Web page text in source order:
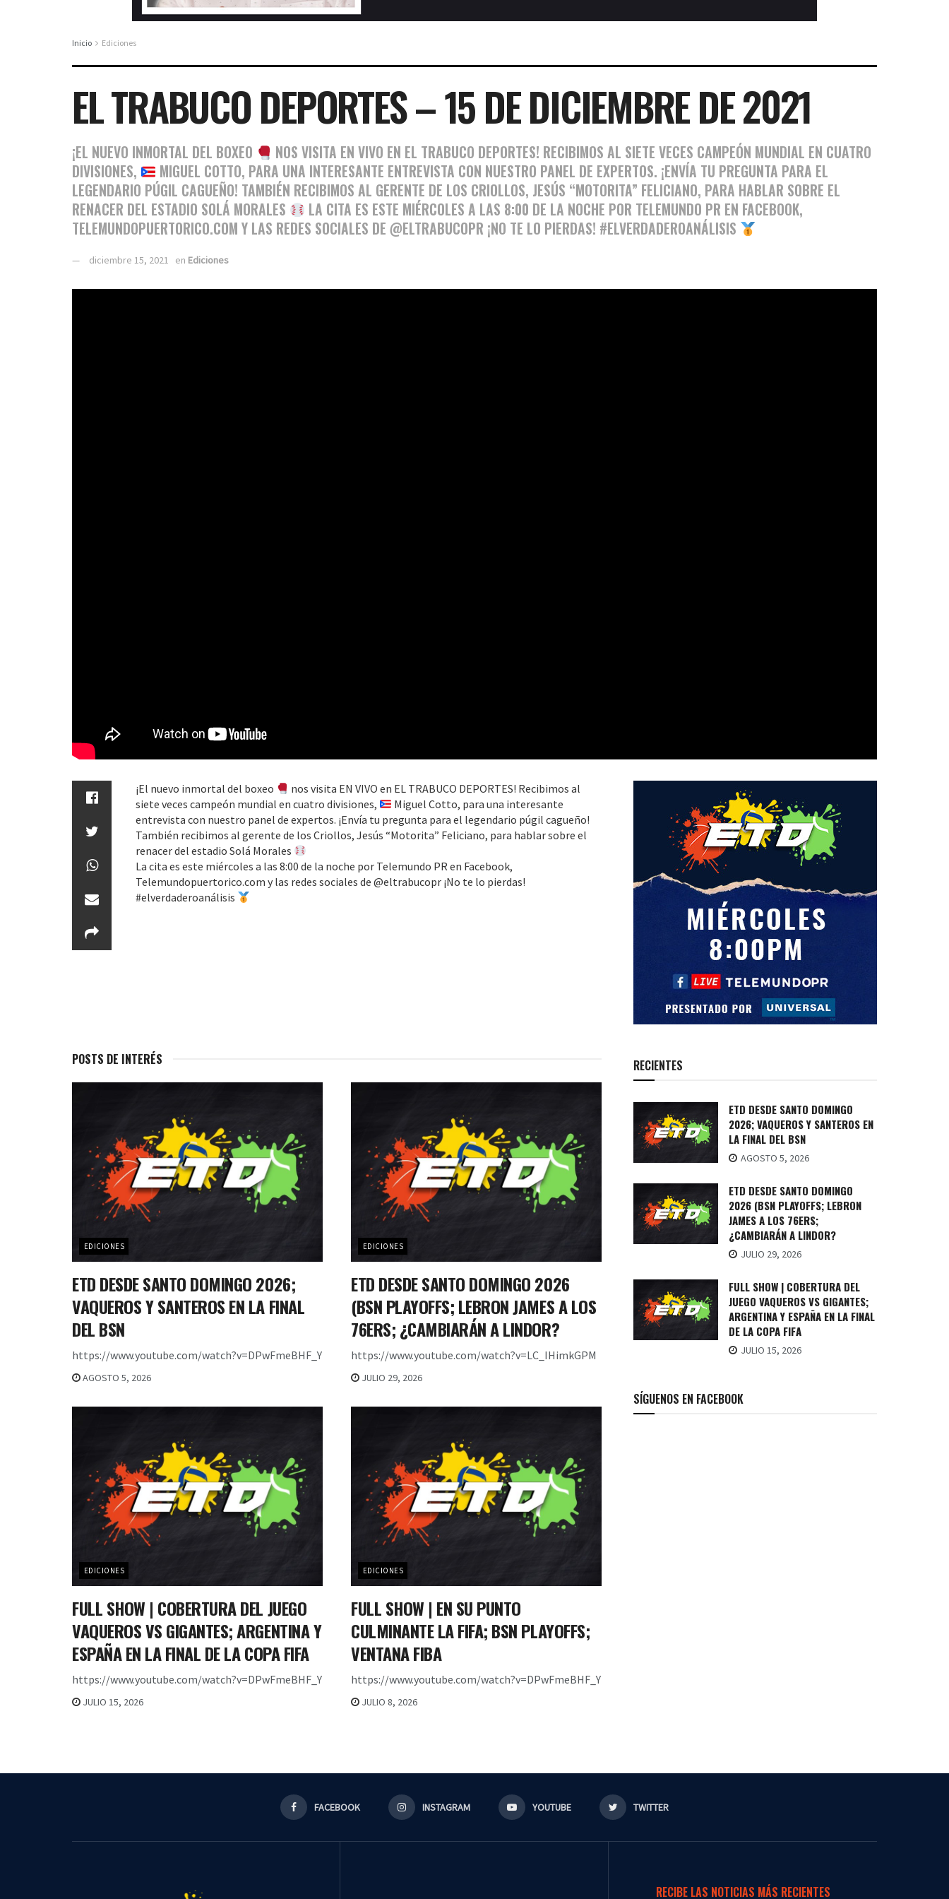
Inicio Ediciones
EL TRABUCO DEPORTES – 15 DE DICIEMBRE DE 2021
¡EL NUEVO INMORTAL DEL BOXEO
NOS VISITA EN VIVO EN EL TRABUCO DEPORTES! RECIBIMOS AL SIETE VECES CAMPEÓN MUNDIAL EN CUATRO
DIVISIONES,
MIGUEL COTTO, PARA UNA INTERESANTE ENTREVISTA CON NUESTRO PANEL DE EXPERTOS. ¡ENVÍA TU PREGUNTA PARA EL
LEGENDARIO PÚGIL CAGUEÑO! TAMBIÉN RECIBIMOS AL GERENTE DE LOS CRIOLLOS, JESÚS “MOTORITA” FELICIANO, PARA HABLAR SOBRE EL
RENACER DEL ESTADIO SOLÁ MORALES
LA CITA ES ESTE MIÉRCOLES A LAS 8:00 DE LA NOCHE POR TELEMUNDO PR EN FACEBOOK,
TELEMUNDOPUERTORICO.COM Y LAS REDES SOCIALES DE @ELTRABUCOPR ¡NO TE LO PIERDAS! #ELVERDADEROANÁLISIS
diciembre 15, 2021 en Ediciones
¡El nuevo inmortal del boxeo
nos visita EN VIVO en EL TRABUCO DEPORTES! Recibimos al
siete veces campeón mundial en cuatro divisiones,
Miguel Cotto, para una interesante
entrevista con nuestro panel de expertos. ¡Envía tu pregunta para el legendario púgil cagueño!
También recibimos al gerente de los Criollos, Jesús “Motorita” Feliciano, para hablar sobre el
renacer del estadio Solá Morales
La cita es este miércoles a las 8:00 de la noche por Telemundo PR en Facebook,
Telemundopuertorico.com y las redes sociales de @eltrabucopr ¡No te lo pierdas!
#elverdaderoanálisis
POSTS DE INTERÉS
EDICIONES
ETD DESDE SANTO DOMINGO 2026;
VAQUEROS Y SANTEROS EN LA FINAL
DEL BSN
https://www.youtube.com/watch?v=DPwFmeBHF_Y
AGOSTO 5, 2026
EDICIONES
ETD DESDE SANTO DOMINGO 2026
(BSN PLAYOFFS; LEBRON JAMES A LOS
76ERS; ¿CAMBIARÁN A LINDOR?
https://www.youtube.com/watch?v=LC_IHimkGPM
JULIO 29, 2026
EDICIONES
FULL SHOW | COBERTURA DEL JUEGO
VAQUEROS VS GIGANTES; ARGENTINA Y
ESPAÑA EN LA FINAL DE LA COPA FIFA
https://www.youtube.com/watch?v=DPwFmeBHF_Y
JULIO 15, 2026
EDICIONES
FULL SHOW | EN SU PUNTO
CULMINANTE LA FIFA; BSN PLAYOFFS;
VENTANA FIBA
https://www.youtube.com/watch?v=DPwFmeBHF_Y
JULIO 8, 2026
RECIENTES
ETD DESDE SANTO DOMINGO
2026; VAQUEROS Y SANTEROS EN
LA FINAL DEL BSN
AGOSTO 5, 2026
ETD DESDE SANTO DOMINGO
2026 (BSN PLAYOFFS; LEBRON
JAMES A LOS 76ERS;
¿CAMBIARÁN A LINDOR?
JULIO 29, 2026
FULL SHOW | COBERTURA DEL
JUEGO VAQUEROS VS GIGANTES;
ARGENTINA Y ESPAÑA EN LA FINAL
DE LA COPA FIFA
JULIO 15, 2026
SÍGUENOS EN FACEBOOK
FACEBOOK INSTAGRAM YOUTUBE TWITTER
RECIBE LAS NOTICIAS MÁS RECIENTES